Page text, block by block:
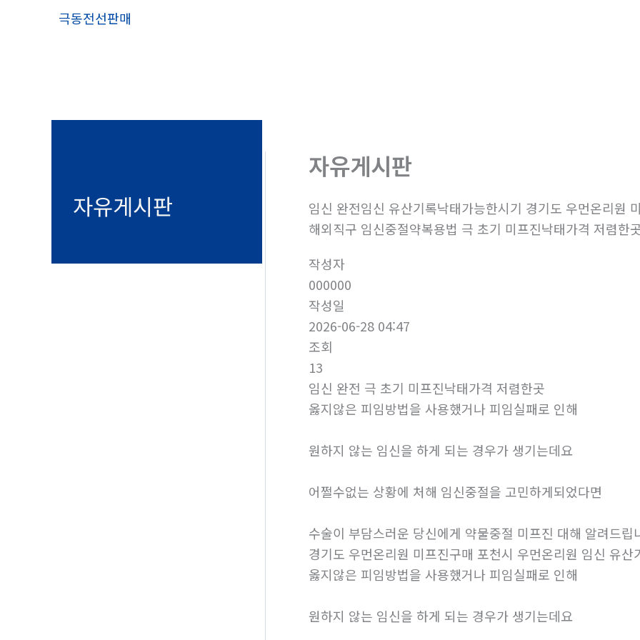
극동전선판매
자유게시판
자유게시판
임신 완전임신 유산기록낙태가능한시기 경기도 우먼온리원
해외직구 임신중절약복용법 극 초기 미프진낙­태가격 저렴한
작성자
000000
작성일
2026-06-28 04:47
조회
13
임신 완전 극 초기 미프진낙­태가격 저렴한곳
옳지않은 피임방법을 사용했거나 피임실패로 인해
원하지 않는 임신을 하게 되는 경우가 생기는데요
어쩔수없는 상황에 처해 임신중절을 고민하게되었다면
수술이 부담스러운 당신에게 약물중절 미프진 대해 알려드립
경기도 우먼온리원 미프진구매 포천시 우먼온리원 임신 유산
옳지않은 피임방법을 사용했거나 피임실패로 인해
원하지 않는 임신을 하게 되는 경우가 생기는데요